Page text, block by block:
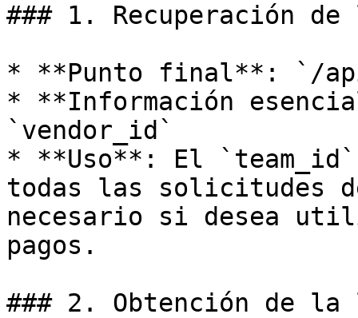
### 1. Recuperación
* **Punto final**: `/
* **Información
`vendor_id`
* **Uso**: El
todas las solicitudes
necesario si desea
pagos.
### 2. Obtención de